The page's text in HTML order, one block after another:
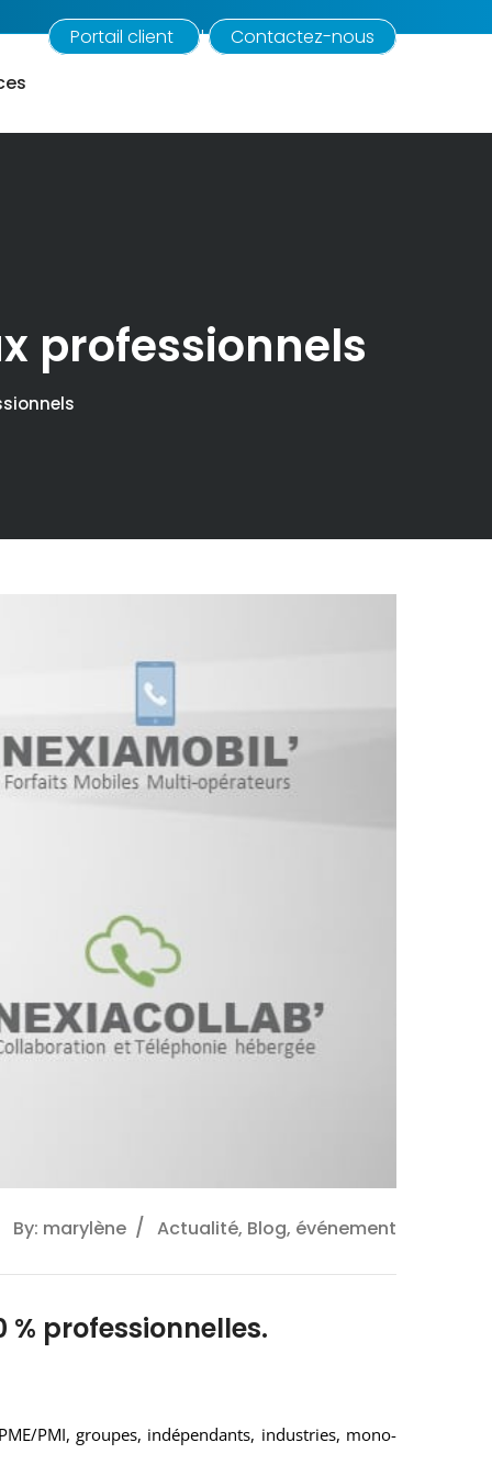
Portail client |
Contactez-nous
professionnels
By: marylène Actualité, Blog, événement
% professionnelles.
PMI, groupes, indépendants, industries, mono-